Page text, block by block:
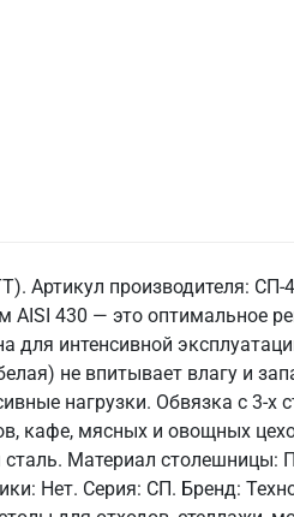
Артикул производителя:
430 — это оптимальное
интенсивной
не впитывает влагу и
нагрузки. Обвязка с 3-х
кафе, мясных и овощных
Материал столешницы:
Нет. Серия: СП. Бренд: